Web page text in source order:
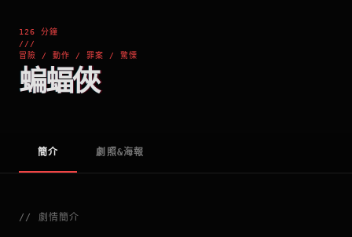
126 分鐘
///
冒險 / 動作 / 罪案 / 驚慄
蝙蝠俠
簡介 劇照&海報
// 劇情簡介